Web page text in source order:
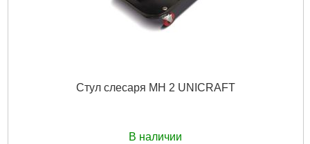
Стул слесаря MH 2 UNICRAFT
В наличии